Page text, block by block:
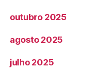
outubro 2025
agosto 2025
julho 2025